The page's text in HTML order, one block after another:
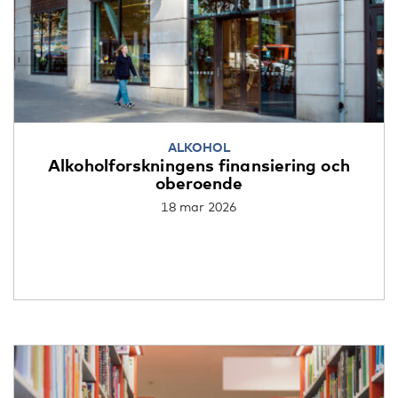
ALKOHOL
Alkoholforskningens finansiering och
oberoende
18 mar 2026